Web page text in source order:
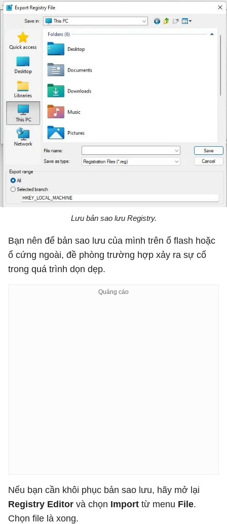
Lưu bản sao lưu Registry.
Bạn nên để bản sao lưu của mình trên ổ flash hoặc
ổ cứng ngoài, đề phòng trường hợp xảy ra sự cố
trong quá trình dọn dẹp.
Nếu bạn cần khôi phục bản sao lưu, hãy mở lại
Registry Editor và chọn Import từ menu File.
Chọn file là xong.